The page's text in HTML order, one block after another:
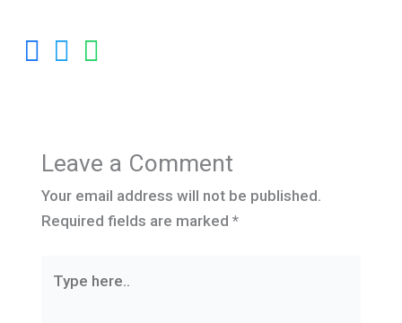
Leave a Comment
Your email address will not be published.
Required fields are marked *
here..